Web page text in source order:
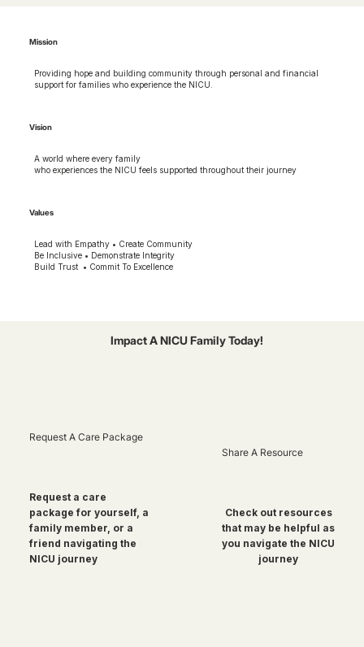
Mission
Providing hope and building community through personal and financial
support for families who experience the NICU.
Vision
A world where every family
who experiences the NICU feels supported throughout their journey
Values
Lead with Empathy • Create Community
Be Inclusive • Demonstrate Integrity
Build Trust • Commit To Excellence
Impact A NICU Family Today!
Request A Care Package
Request a care
package for yourself, a
family member, or a
friend navigating the
NICU journey
Share A Resource
Check out resources
that may be helpful as
you navigate the NICU
journey